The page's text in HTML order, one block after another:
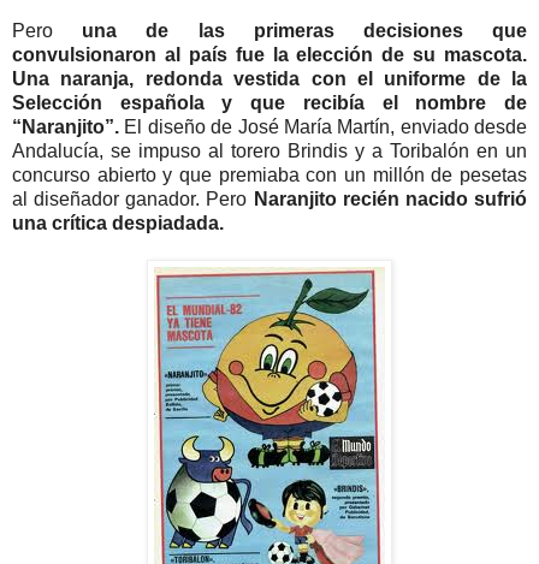
Pero una de las primeras decisiones que
convulsionaron al país fue la elección de su mascota.
Una naranja, redonda vestida con el uniforme de la
Selección española y que recibía el nombre de
“Naranjito”. El diseño de José María Martín, enviado desde
Andalucía, se impuso al torero Brindis y a Toribalón en un
concurso abierto y que premiaba con un millón de pesetas
al diseñador ganador. Pero Naranjito recién nacido sufrió
una crítica despiadada.